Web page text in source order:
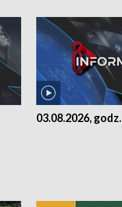
03.08.2026,